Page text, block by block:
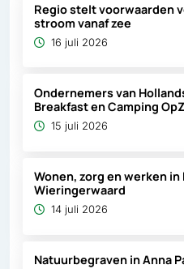
Regio stelt voorwaarden
stroom vanaf zee
16 juli 2026
Ondernemers van
Breakfast en Camping
15 juli 2026
Wonen, zorg en werken in
Wieringerwaard
14 juli 2026
Natuurbegraven in Anna